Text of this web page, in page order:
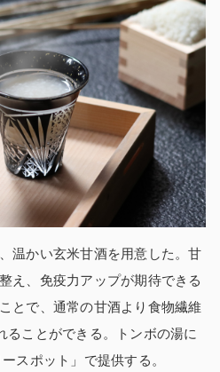
温かい玄米甘酒を用意した。甘
え、免疫力アップが期待できる
とで、通常の甘酒より食物繊維
ることができる。トンボの湯に
スポット」で提供する。